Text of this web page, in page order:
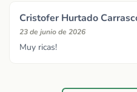
Cristofer Hurtado
23 de junio de 2026
Muy ricas!